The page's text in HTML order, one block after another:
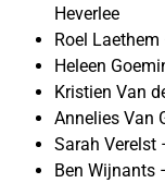
Heverlee
Roel
Heleen
Kristien Van
Annelies Van
Sarah Verelst
Ben Wijnants